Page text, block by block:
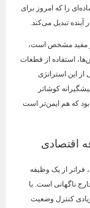
را که امروز برای
تبدیل می‌کند.
مفید مشخص است،
استفاده از قطعات
این استراتژی
کوشاتر
بود که هم ایمن‌تر است
اقتصادی
فراتر از یک وظیفه
ناگهانی است. با
کنترل وضعیت